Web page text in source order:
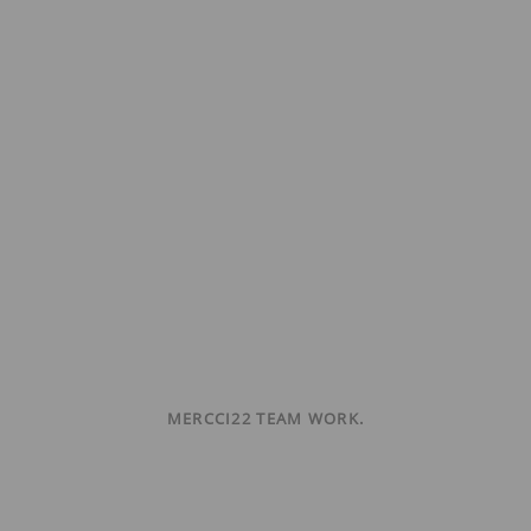
MERCCI22 TEAM WORK.